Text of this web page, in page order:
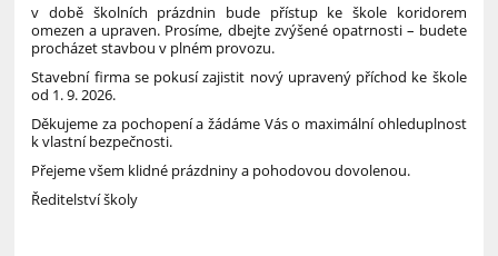
v době školních prázdnin bude přístup ke škole koridorem
omezen a upraven. Prosíme, dbejte zvýšené opatrnosti – budete
procházet stavbou v plném provozu.
Stavební firma se pokusí zajistit nový upravený příchod ke škole
od 1. 9. 2026.
Děkujeme za pochopení a žádáme Vás o maximální ohleduplnost
k vlastní bezpečnosti.
Přejeme všem klidné prázdniny a pohodovou dovolenou.
Ředitelství školy